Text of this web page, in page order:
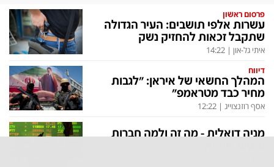
פרסום ראשון
עשרות אלפי תושבים: העיר הגדולה
שתקבל זכאות להחזיק נשק
איתי גל-און |
14:22
דיווח
המהלך החשאי של איראן: "לגבות
מחיר כבד מטראמפ"
אסף רוזנצוייג |
12:22
מניה דואלית - מה זה ולמה חברות